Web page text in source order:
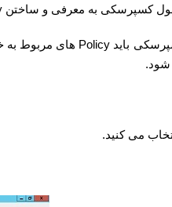
کسپرسکی به معرفی و ساختن
باید Policy های مربوط به
شود.
می کنید.